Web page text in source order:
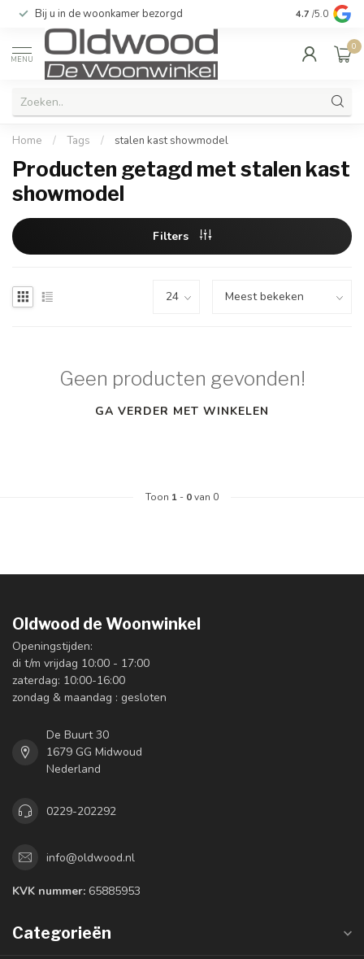
Bij u in de woonkamer bezorgd Kwaliteit &
4.7 /5.0
MENU
0
Home / Tags / stalen kast showmodel
Producten getagd met stalen kast
showmodel
Filters
Geen producten gevonden!
GA VERDER MET WINKELEN
Toon 1 - 0van 0
Oldwood de Woonwinkel
Openingstijden:
di t/m vrijdag 10:00 - 17:00
zaterdag: 10:00-16:00
zondag & maandag : gesloten
De Buurt 30
1679 GG Midwoud
Nederland
0229-202292
info@oldwood.nl
KVK nummer: 65885953
Categorieën